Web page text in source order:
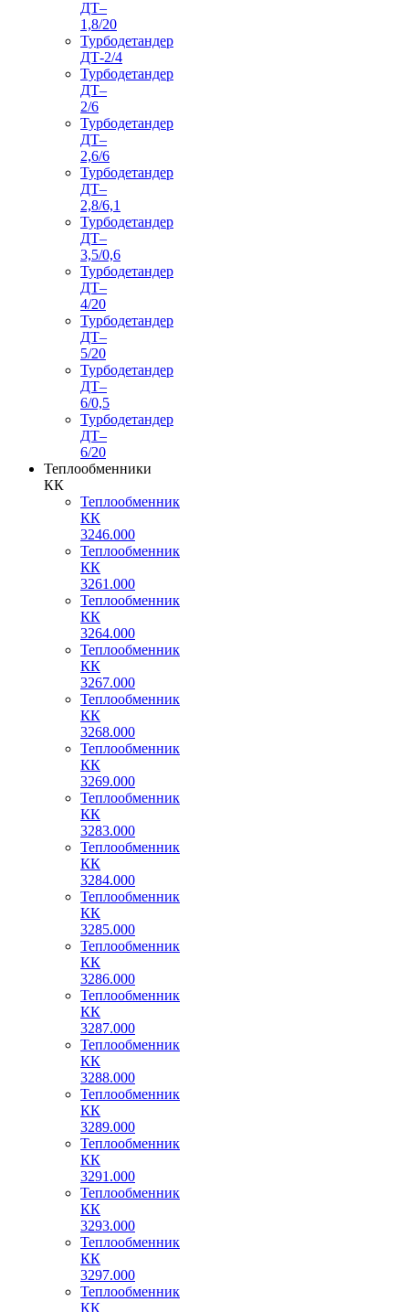
ДТ–
1,8/20
Турбодетандер
ДТ-2/4
Турбодетандер
ДТ–
2/6
Турбодетандер
ДТ–
2,6/6
Турбодетандер
ДТ–
2,8/6,1
Турбодетандер
ДТ–
3,5/0,6
Турбодетандер
ДТ–
4/20
Турбодетандер
ДТ–
5/20
Турбодетандер
ДТ–
6/0,5
Турбодетандер
ДТ–
6/20
Теплообменники
КК
Теплообменник
КК
3246.000
Теплообменник
КК
3261.000
Теплообменник
КК
3264.000
Теплообменник
КК
3267.000
Теплообменник
КК
3268.000
Теплообменник
КК
3269.000
Теплообменник
КК
3283.000
Теплообменник
КК
3284.000
Теплообменник
КК
3285.000
Теплообменник
КК
3286.000
Теплообменник
КК
3287.000
Теплообменник
КК
3288.000
Теплообменник
КК
3289.000
Теплообменник
КК
3291.000
Теплообменник
КК
3293.000
Теплообменник
КК
3297.000
Теплообменник
КК